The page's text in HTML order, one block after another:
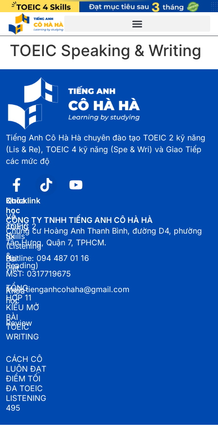
TOEIC Speaking & Writing
Tiếng Anh Cô Hà Hà chuyên đào tạo TOEIC 2 kỹ năng
(Lis & Re), TOEIC 4 kỹ năng (Spe & Wri) và Giao Tiếp
các mức độ
Quicklink
Về
chúng
tôi
Bài
viết
Khoá
học
Review
Khóa
học
TOEIC 2
Skills
(Listening
&
Reading)
TỔNG
HỢP 11
KIỂU MỞ
BÀI
TOEIC
WRITING
CÁCH CÔ
LUÔN ĐẠT
ĐIỂM TỐI
ĐA TOEIC
LISTENING
495
CÔNG TY TNHH TIẾNG ANH CÔ HÀ HÀ
Chung cư Hoàng Anh Thanh Bình, đường D4, phường
Tân Hưng, Quận 7, TPHCM.
Hotline: 094 487 01 16
MST: 0317719675
Mail: tienganhcohaha@gmail.com